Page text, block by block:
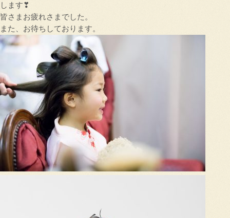
します❣
皆さまお疲れさまでした。
また、お待ちしております。